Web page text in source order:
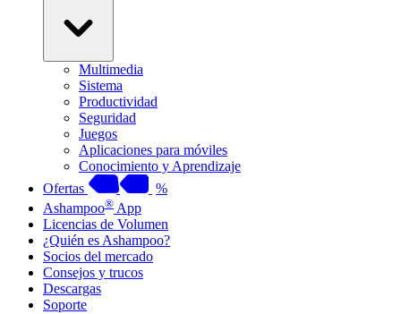
Multimedia
Sistema
Productividad
Seguridad
Juegos
Aplicaciones para móviles
Conocimiento y Aprendizaje
Ofertas
%
Ashampoo® App
Licencias de Volumen
¿Quién es Ashampoo?
Socios del mercado
Consejos y trucos
Descargas
Soporte